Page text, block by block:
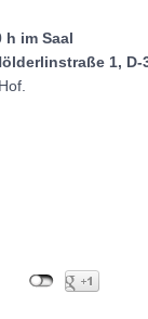
im Saal
1, D-